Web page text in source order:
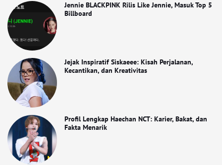
Jennie BLACKPINK Rilis Like Jennie, Masuk Top 5
Billboard
Jejak Inspiratif Siskaeee: Kisah Perjalanan,
Kecantikan, dan Kreativitas
Profil Lengkap Haechan NCT: Karier, Bakat, dan
Fakta Menarik